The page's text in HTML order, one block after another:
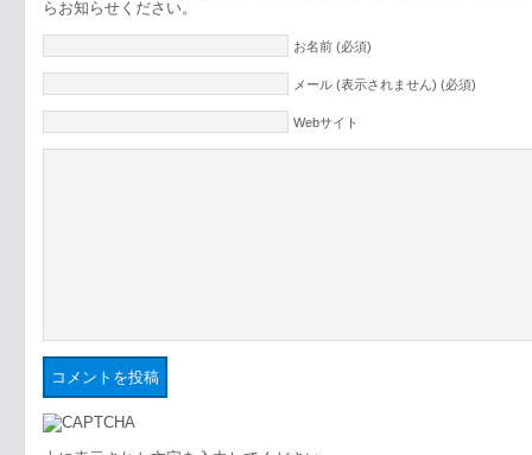
らお知らせください。
お名前 (必須)
メール (表示されません) (必須)
Webサイト